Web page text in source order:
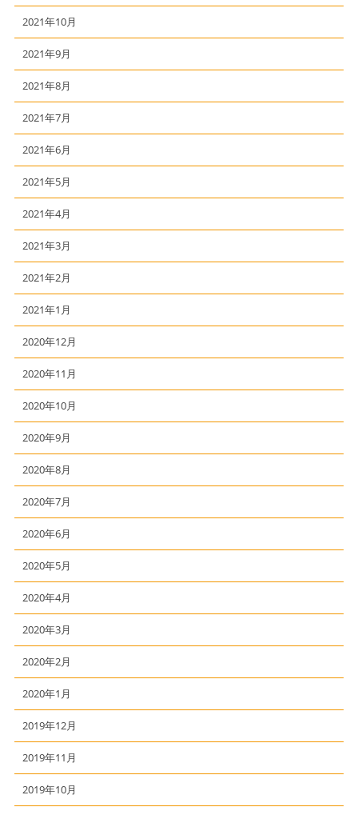
2021年10月
2021年9月
2021年8月
2021年7月
2021年6月
2021年5月
2021年4月
2021年3月
2021年2月
2021年1月
2020年12月
2020年11月
2020年10月
2020年9月
2020年8月
2020年7月
2020年6月
2020年5月
2020年4月
2020年3月
2020年2月
2020年1月
2019年12月
2019年11月
2019年10月